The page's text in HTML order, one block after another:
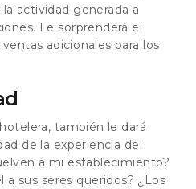
actividad generada a
Le sorprenderá el
adicionales para los
también le dará
de la experiencia del
a mi establecimiento?
sus seres queridos? ¿Los